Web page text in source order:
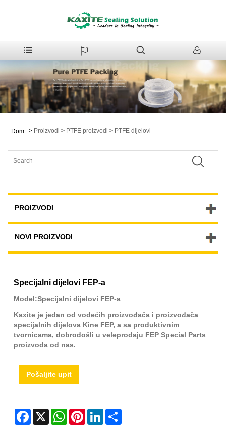
Dom > Proizvodi > PTFE proizvodi > PTFE dijelovi
PROIZVODI
NOVI PROIZVODI
Specijalni dijelovi FEP-a
Model:Specijalni dijelovi FEP-a
Kaxite je jedan od vodećih proizvođača i proizvođača
specijalnih dijelova Kine FEP, a sa produktivnim
tvornicama, dobrodošli u veleprodaju FEP Special Parts
proizvoda od nas.
Pošaljite upit
Facebook
X WhatsAppPinterestLinkedIn